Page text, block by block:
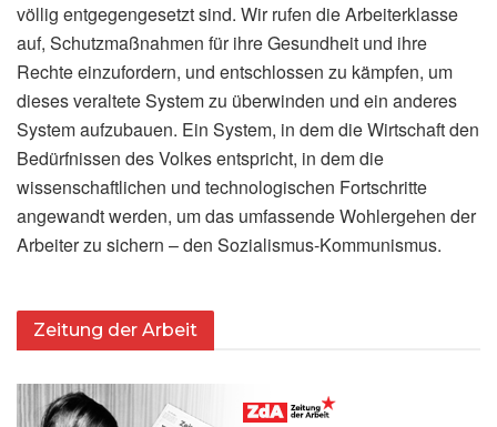
völlig entgegengesetzt sind. Wir rufen die Arbeiterklasse
auf, Schutzmaßnahmen für ihre Gesundheit und ihre
Rechte einzufordern, und entschlossen zu kämpfen, um
dieses veraltete System zu überwinden und ein anderes
System aufzubauen. Ein System, in dem die Wirtschaft den
Bedürfnissen des Volkes entspricht, in dem die
wissenschaftlichen und technologischen Fortschritte
angewandt werden, um das umfassende Wohlergehen der
Arbeiter zu sichern – den Sozialismus-Kommunismus.
Zeitung der Arbeit